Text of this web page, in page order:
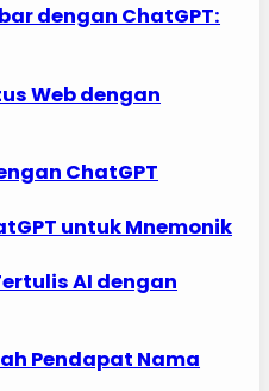
dengan ChatGPT:
Web dengan
ChatGPT
untuk Mnemonik
AI dengan
Pendapat Nama